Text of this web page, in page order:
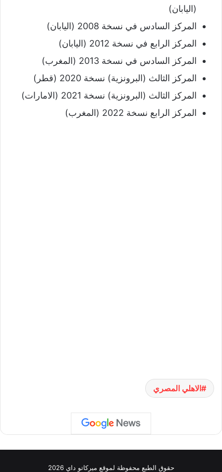
(اليابان)
المركز السادس في نسخة 2008 (اليابان)
المركز الرابع في نسخة 2012 (اليابان)
المركز السادس في نسخة 2013 (المغرب)
المركز الثالث (البرونزية) نسخة 2020 (قطر)
المركز الثالث (البرونزية) نسخة 2021 (الامارات)
المركز الرابع نسخة 2022 (المغرب)
الاهلي المصري
حقوق الطبع محفوظة لموقع ميركاتو داي 2026